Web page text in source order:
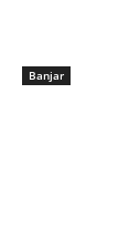
Banjar